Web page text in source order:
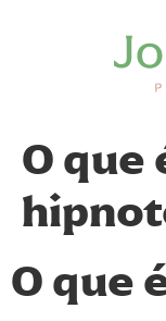
O que
O que